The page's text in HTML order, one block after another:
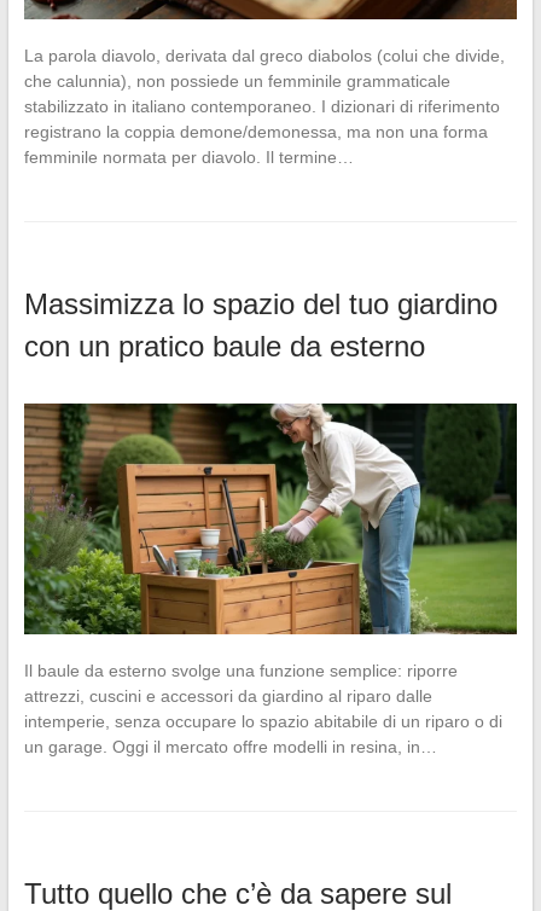
La parola diavolo, derivata dal greco diabolos (colui che divide,
che calunnia), non possiede un femminile grammaticale
stabilizzato in italiano contemporaneo. I dizionari di riferimento
registrano la coppia demone/demonessa, ma non una forma
femminile normata per diavolo. Il termine…
Massimizza lo spazio del tuo giardino
con un pratico baule da esterno
Il baule da esterno svolge una funzione semplice: riporre
attrezzi, cuscini e accessori da giardino al riparo dalle
intemperie, senza occupare lo spazio abitabile di un riparo o di
un garage. Oggi il mercato offre modelli in resina, in…
Tutto quello che c’è da sapere sul